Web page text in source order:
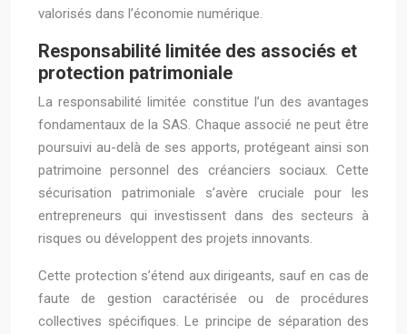
valorisés dans l’économie numérique.
Responsabilité limitée des associés et
protection patrimoniale
La responsabilité limitée constitue l’un des avantages
fondamentaux de la SAS. Chaque associé ne peut être
poursuivi au-delà de ses apports, protégeant ainsi son
patrimoine personnel des créanciers sociaux. Cette
sécurisation patrimoniale s’avère cruciale pour les
entrepreneurs qui investissent dans des secteurs à
risques ou développent des projets innovants.
Cette protection s’étend aux dirigeants, sauf en cas de
faute de gestion caractérisée ou de procédures
collectives spécifiques. Le principe de séparation des